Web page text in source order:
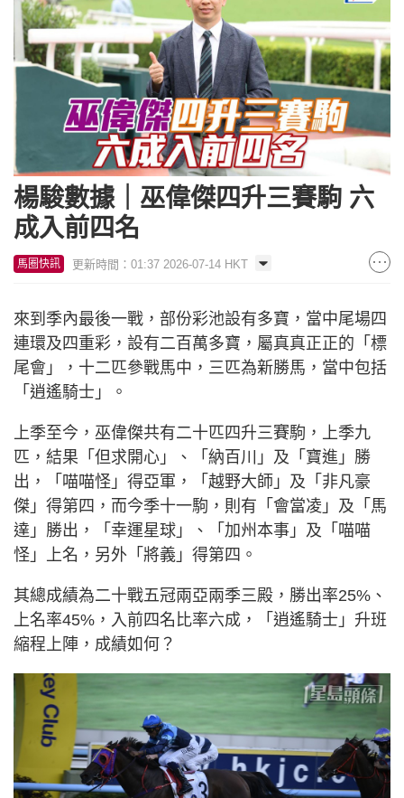
楊駿數據｜巫偉傑四升三賽駒 六
成入前四名
馬圈快訊 更新時間：01:37 2026-07-14 HKT
來到季內最後一戰，部份彩池設有多寶，當中尾場四
連環及四重彩，設有二百萬多寶，屬真真正正的「標
尾會」，十二匹參戰馬中，三匹為新勝馬，當中包括
「逍遙騎士」。
上季至今，巫偉傑共有二十匹四升三賽駒，上季九
匹，結果「但求開心」、「納百川」及「寶進」勝
出，「喵喵怪」得亞軍，「越野大師」及「非凡豪
傑」得第四，而今季十一駒，則有「會當凌」及「馬
達」勝出，「幸運星球」、「加州本事」及「喵喵
怪」上名，另外「將義」得第四。
其總成績為二十戰五冠兩亞兩季三殿，勝出率25%、
上名率45%，入前四名比率六成，「逍遙騎士」升班
縮程上陣，成績如何？